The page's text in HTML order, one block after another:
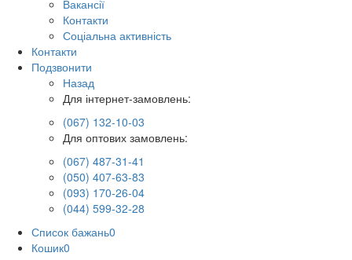
Вакансії
Контакти
Соціальна активність
Контакти
Подзвонити
Назад
Для інтернет-замовлень:
(067) 132-10-03
Для оптових замовлень:
(067) 487-31-41
(050) 407-63-83
(093) 170-26-04
(044) 599-32-28
Список бажань0
Кошик0